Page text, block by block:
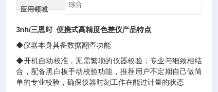
应用领域
综合
3nh/三恩时 便携式高精度色差仪产品特点
◆仪器本身具备数据翻查功能
◆开机自动校准，无需繁琐的仪器校验；专业与细致相结
合，配备黑白板手动校验功能，推荐用户不定期自己做简
单的专业校验，确保仪器时刻工作在能过计量的状态